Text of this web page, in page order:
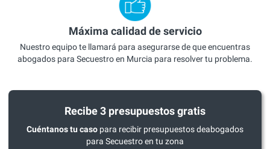
Máxima calidad de servicio
Nuestro equipo te llamará para asegurarse de que encuentras
abogados para Secuestro en Murcia para resolver tu problema.
Recibe 3 presupuestos gratis
Cuéntanos tu caso para recibir presupuestos deabogados
para Secuestro en tu zona